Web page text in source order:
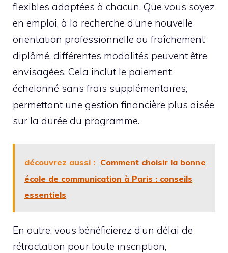
flexibles adaptées à chacun. Que vous soyez
en emploi, à la recherche d’une nouvelle
orientation professionnelle ou fraîchement
diplômé, différentes modalités peuvent être
envisagées. Cela inclut le paiement
échelonné sans frais supplémentaires,
permettant une gestion financière plus aisée
sur la durée du programme.
découvrez aussi : Comment choisir la bonne
école de communication à Paris : conseils
essentiels
En outre, vous bénéficierez d’un délai de
rétractation pour toute inscription,